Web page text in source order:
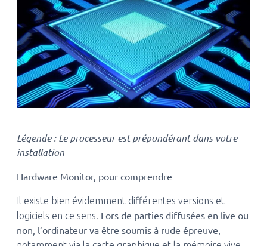
Légende : Le processeur est prépondérant dans votre
installation
Hardware Monitor, pour comprendre
Il existe bien évidemment différentes versions et
logiciels en ce sens. Lors de parties diffusées en live ou
non, l’ordinateur va être soumis à rude épreuve,